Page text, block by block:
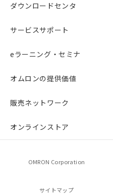
ダウンロードセンタ
サービスサポート
eラーニング・セミナ
オムロンの提供価値
販売ネットワーク
オンラインストア
OMRON Corporation
サイトマップ